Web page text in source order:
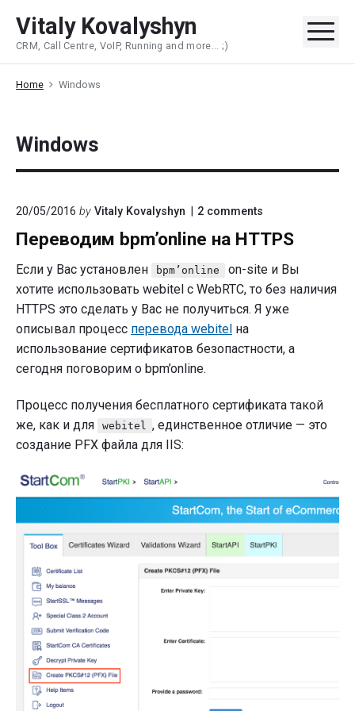
content
Vitaly Kovalyshyn
CRM, Call Centre, VoIP, Running and more... ;)
Home Windows
Windows
20/05/2016 by Vitaly Kovalyshyn 2 comments
bpm’online
HTTPS"
Переводим bpm’online на HTTPS
Если у Вас установлен bpm’online
on-site и Вы
хотите использовать webitel с WebRTC, то без наличия
HTTPS это сделать у Вас не получиться. Я уже
описывал процесс перевода webitel на
использование сертификатов безопастности, а
сегодня поговорим о bpm’online.
Процесс получения бесплатного сертификата такой
же, как и для
webitel
, единственное отличие — это
создание PFX файла для IIS: